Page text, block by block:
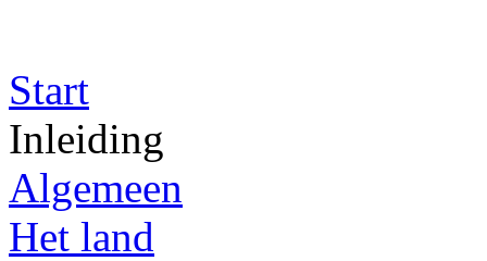
Start
Inleiding
Algemeen
Het land